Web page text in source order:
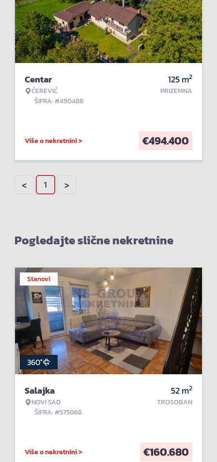
Centar
ČEREVIĆ
ŠIFRA: #490488
125m2
PRIZEMNA
Više o nekretnini > €494.400
< 1 >
Pogledajte slične nekretnine
Stanovi
360°
Salajka
NOVI SAD
ŠIFRA: #575068
52m2
TROSOBAN
Više o nekretnini > €160.680